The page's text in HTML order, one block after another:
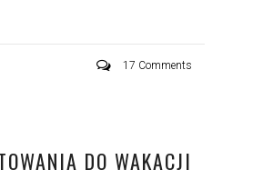
17 Comments
DO WAKACJI